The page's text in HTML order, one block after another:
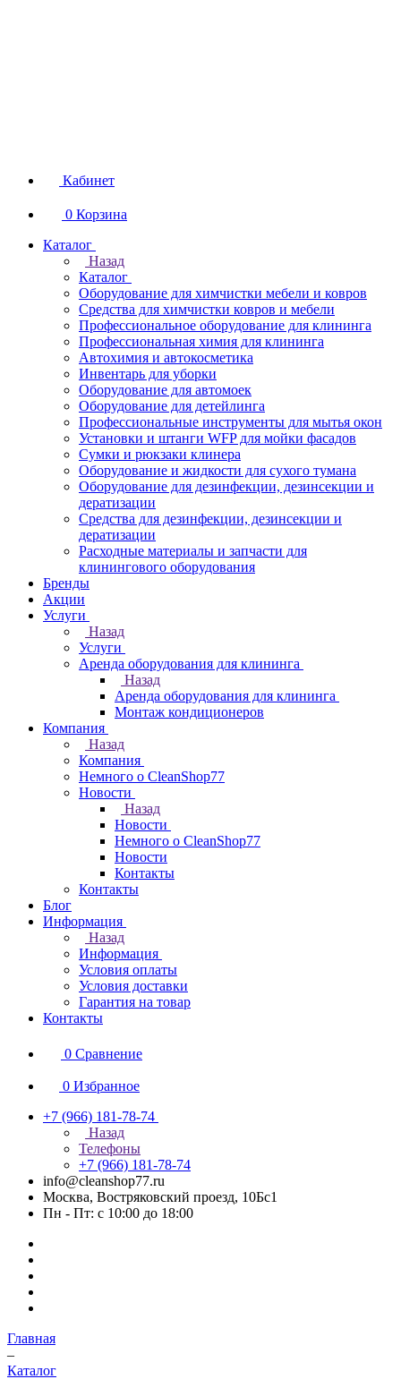
Кабинет
0 Корзина
Каталог
Назад
Каталог
Оборудование для химчистки мебели и ковров
Средства для химчистки ковров и мебели
Профессиональное оборудование для клининга
Профессиональная химия для клининга
Автохимия и автокосметика
Инвентарь для уборки
Оборудование для автомоек
Оборудование для детейлинга
Профессиональные инструменты для мытья окон
Установки и штанги WFP для мойки фасадов
Сумки и рюкзаки клинера
Оборудование и жидкости для сухого тумана
Оборудование для дезинфекции, дезинсекции и
дератизации
Средства для дезинфекции, дезинсекции и
дератизации
Расходные материалы и запчасти для
клинингового оборудования
Бренды
Акции
Услуги
Назад
Услуги
Аренда оборудования для клининга
Назад
Аренда оборудования для клининга
Монтаж кондиционеров
Компания
Назад
Компания
Немного о CleanShop77
Новости
Назад
Новости
Немного о CleanShop77
Новости
Контакты
Контакты
Блог
Информация
Назад
Информация
Условия оплаты
Условия доставки
Гарантия на товар
Контакты
0 Сравнение
0 Избранное
+7 (966) 181-78-74
Назад
Телефоны
+7 (966) 181-78-74
info@cleanshop77.ru
Москва, Востряковский проезд, 10Бс1
Пн - Пт: с 10:00 до 18:00
Главная
–
Каталог